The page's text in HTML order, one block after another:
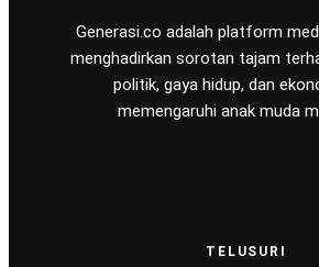
Generasi.co adalah platform
menghadirkan sorotan tajam
politik, gaya hidup, dan
memengaruhi anak muda
TELUSURI